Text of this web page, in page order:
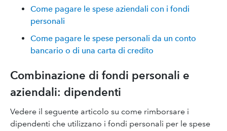
Come pagare le spese aziendali con i fondi
personali
Come pagare le spese personali da un conto
bancario o di una carta di credito
Combinazione di fondi personali e
aziendali: dipendenti
Vedere il seguente articolo su come rimborsare i
dipendenti che utilizzano i fondi personali per le spese